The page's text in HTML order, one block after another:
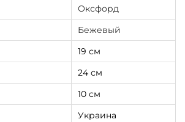
Оксфорд
Бежевый
19 см
24 см
10 см
Украина